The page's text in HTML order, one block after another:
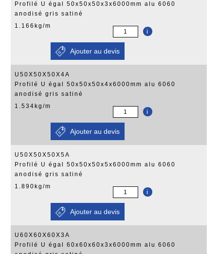
Profilé U égal 50x50x50x3x6000mm alu 6060
anodisé gris satiné
1.166kg/m
i
U50X50X50X4A
Profilé U égal 50x50x50x4x6000mm alu 6060
anodisé gris satiné
1.534kg/m
i
U50X50X50X5A
Profilé U égal 50x50x50x5x6000mm alu 6060
anodisé gris satiné
1.890kg/m
i
U60X60X60X3A
Profilé U égal 60x60x60x3x6000mm alu 6060